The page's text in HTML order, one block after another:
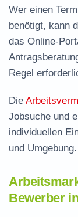
Wer einen
benötigt, kann
das Online-
Regel
Die
Jobsuche und
individuellen
und Umgebung.
Bewerber